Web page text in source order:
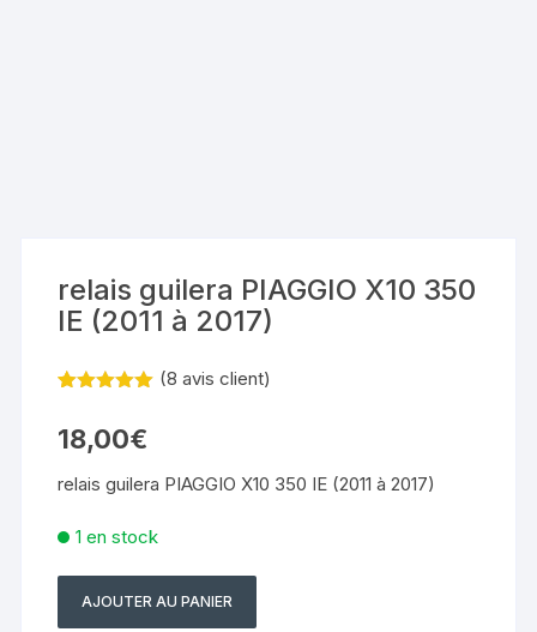
relais guilera PIAGGIO X10 350
IE (2011 à 2017)
basé sur
notations
client
(8 avis client)
18,00€
relais guilera PIAGGIO X10 350 IE (2011 à 2017)
1 en stock
quantité
AJOUTER AU PANIER